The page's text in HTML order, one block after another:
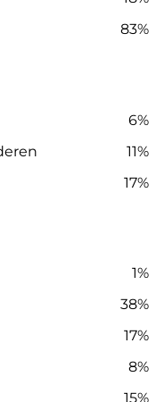
83%
6%
11%
17%
1%
38%
17%
8%
15%